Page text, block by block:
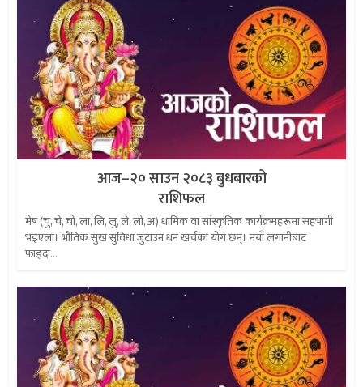
आज–२० साउन २०८३ बुधबारको
राशिफल
मेष (चु, चे, चो, ला, लि, लु, ले, लो, अ) धार्मिक वा सांस्कृतिक कार्यक्रमहरूमा सहभागी
भइएला। भौतिक सुख सुविधा जुटाउन धन खर्चका योग छन्। नयाँ लगानीबाट
फाइदा...